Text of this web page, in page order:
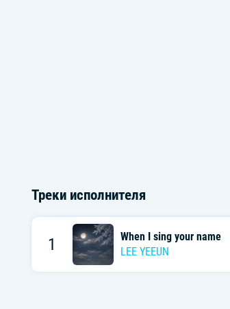
Треки исполнителя
1
When I sing your name
LEE YEEUN